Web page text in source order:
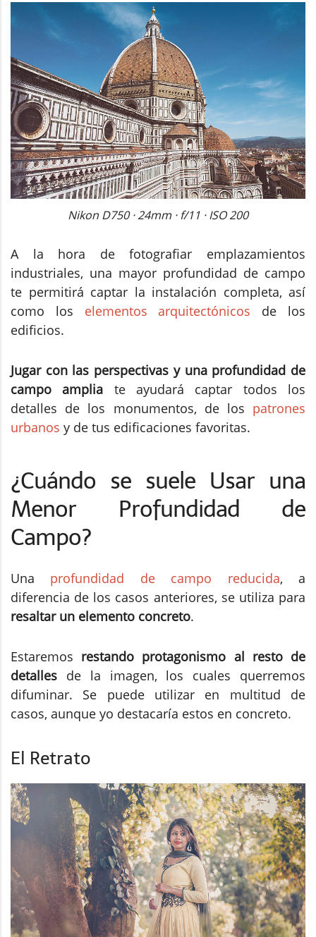
Nikon D750 · 24mm · f/11 · ISO 200
A la hora de fotografiar emplazamientos
industriales, una mayor profundidad de campo
te permitirá captar la instalación completa, así
como los elementos arquitectónicos de los
edificios.
Jugar con las perspectivas y una profundidad de
campo amplia te ayudará captar todos los
detalles de los monumentos, de los patrones
urbanos y de tus edificaciones favoritas.
¿Cuándo se suele Usar una
Menor Profundidad de
Campo?
Una profundidad de campo reducida, a
diferencia de los casos anteriores, se utiliza para
resaltar un elemento concreto.
Estaremos restando protagonismo al resto de
detalles de la imagen, los cuales querremos
difuminar. Se puede utilizar en multitud de
casos, aunque yo destacaría estos en concreto.
El Retrato